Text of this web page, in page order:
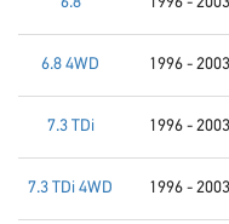
6.8 4WD 1996 - 2003
7.3 TDi 1996 - 2003
7.3 TDi 4WD 1996 - 2003